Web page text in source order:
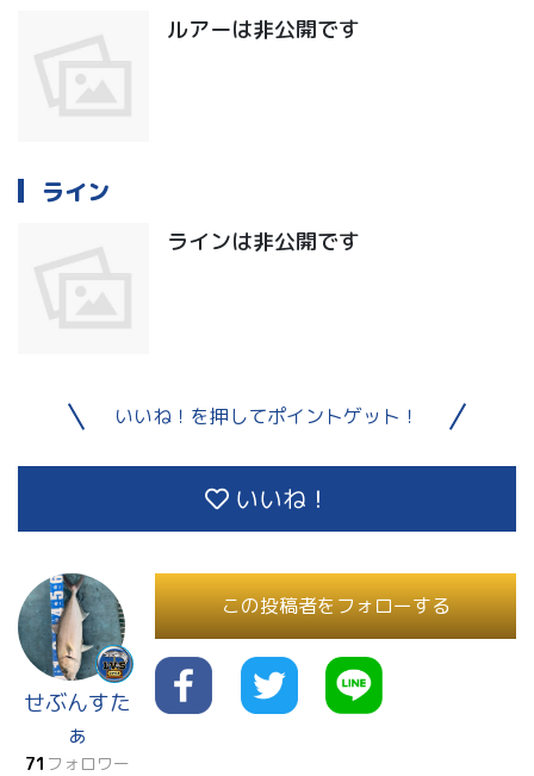
ルアーは非公開です
ライン
ラインは非公開です
いいね！を押してポイントゲット！
いいね！
せぶんすた
ぁ
71 フォロワー
この投稿者をフォローする